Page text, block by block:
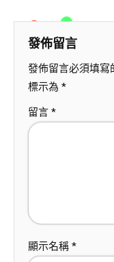
發佈留言
發佈留言必須填寫
標示為 *
留言 *
顯示名稱 *